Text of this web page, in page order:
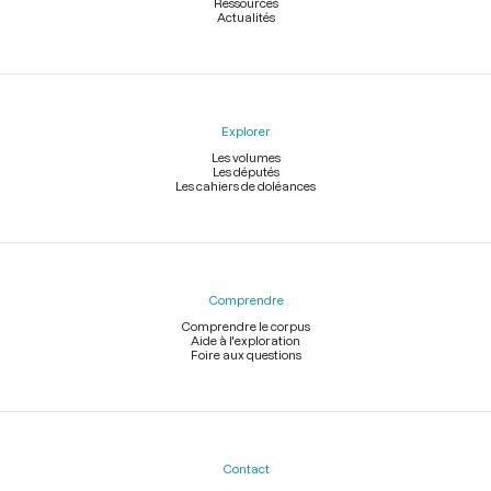
Actualités
Explorer
Les volumes
Les députés
Les cahiers de doléances
Comprendre
Comprendre le corpus
Aide à l'exploration
Foire aux questions
Contact